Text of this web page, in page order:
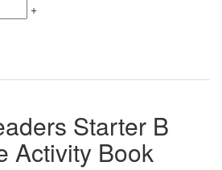
+
Starter B
Activity Book